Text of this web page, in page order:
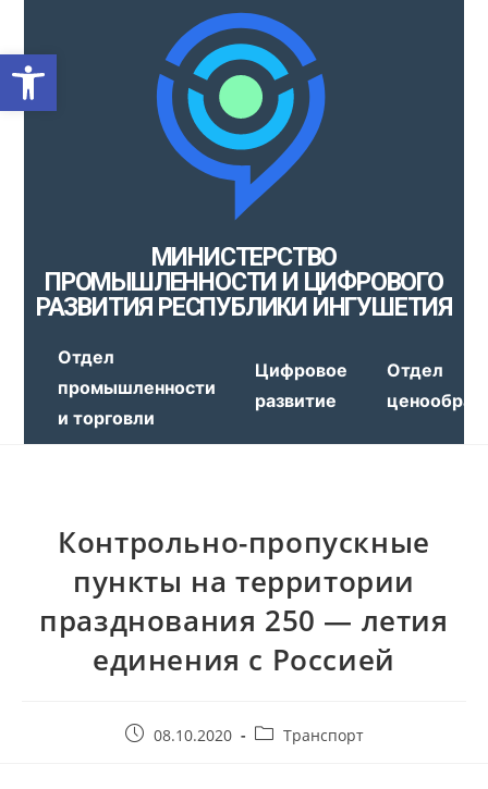
Открыть панель
МИНИСТЕРСТВО
ПРОМЫШЛЕННОСТИ И ЦИФРОВОГО
РАЗВИТИЯ РЕСПУБЛИКИ ИНГУШЕТИЯ
Отдел
промышленности
и торговли
Цифровое
развитие
Отдел
Контрольно-пропускные
пункты на территории
празднования 250 — летия
единения с Россией
08.10.2020 Транспорт